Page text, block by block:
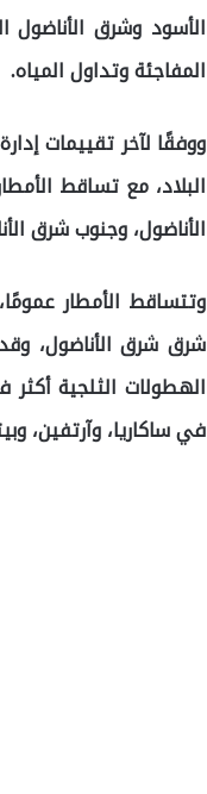
الأسود وشرق الأناضول
المفاجئة وتداول المياه.
ووفقًا لآخر تقييمات
البلاد، مع تساقط
الأناضول، وجنوب شرق
وتتساقط الأمطار
شرق شرق الأناضول،
الهطولات الثلجية
في ساكاريا، وآرتفين،